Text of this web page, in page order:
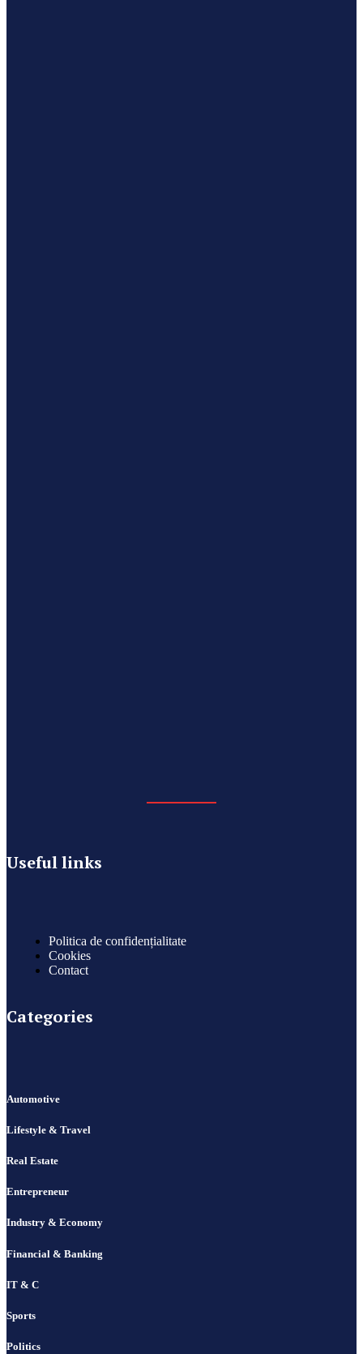
Useful links
Politica de confidențialitate
Cookies
Contact
Categories
Automotive
Lifestyle & Travel
Real Estate
Entrepreneur
Industry & Economy
Financial & Banking
IT & C
Sports
Politics